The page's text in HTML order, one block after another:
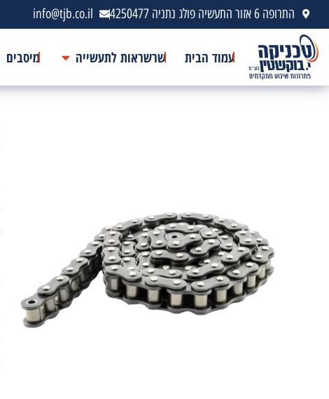
התרופה 6 אזור התעשיה פולג נתניה 4250477 info@tjb.co.il
עמוד הבית שרשראות לתעשייה מיסבים